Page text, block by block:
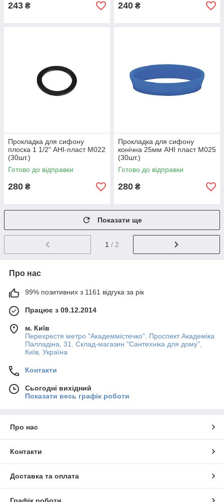
243 ₴ 240 ₴
Прокладка для сифону
плоска 1 1/2" АНІ-пласт М022
(30шт.)
Готово до відправки
280 ₴
Прокладка для сифону
конічна 25мм АНІ пласт М025
(30шт.)
Готово до відправки
280 ₴
Показати ще
1 / 2
Про нас
99% позитивних з 1161 відгука за рік
Працює з 09.12.2014
м. Київ
Перехрестя метро "Академмістечко". Проспект Академіка
Палладіна, 31. Склад-магазин "Сантехніка для дому",
Київ, Україна
Контакти
Сьогодні вихідний
Показати весь графік роботи
Про нас
Контакти
Доставка та оплата